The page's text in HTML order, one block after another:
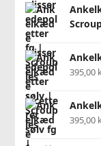
395,00
395,00